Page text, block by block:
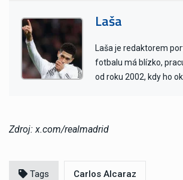
Laša
Laša je redaktorem
fotbalu má blízko,
od roku 2002, kdy ho
Zdroj: x.com/realmadrid
Tags Carlos Alcaraz